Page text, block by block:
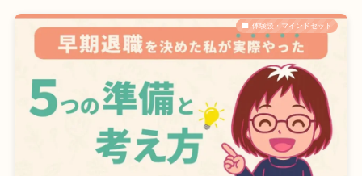
体験談・マインドセット